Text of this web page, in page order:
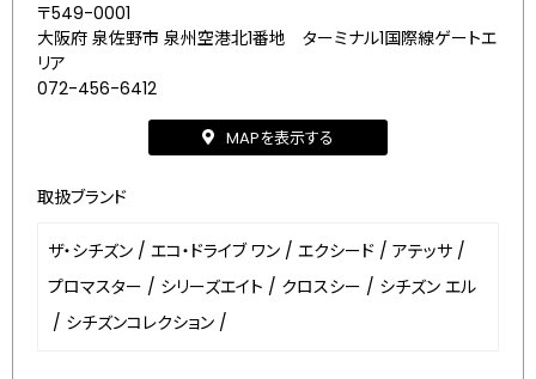
〒549-0001
大阪府 泉佐野市 泉州空港北1番地 ターミナル1国際線ゲートエ
リア
072-456-6412
MAPを表示する
取扱ブランド
ザ・シチズン / エコ・ドライブ ワン / エクシード / アテッサ /
プロマスター / シリーズエイト / クロスシー / シチズン エル
/ シチズンコレクション /